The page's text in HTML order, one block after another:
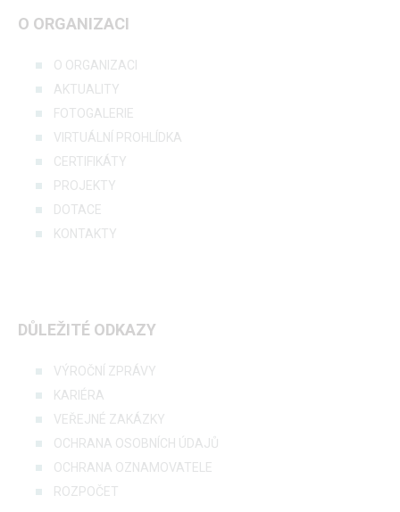
O ORGANIZACI
O ORGANIZACI
AKTUALITY
FOTOGALERIE
VIRTUÁLNÍ PROHLÍDKA
CERTIFIKÁTY
PROJEKTY
DOTACE
KONTAKTY
DŮLEŽITÉ ODKAZY
VÝROČNÍ ZPRÁVY
KARIÉRA
VEŘEJNÉ ZAKÁZKY
OCHRANA OSOBNÍCH ÚDAJŮ
OCHRANA OZNAMOVATELE
ROZPOČET